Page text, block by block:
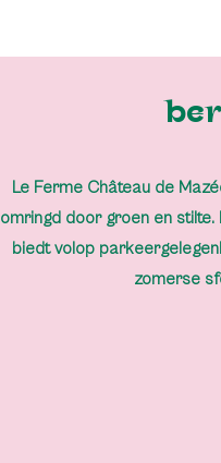
Le Ferme Château de
omringd door groen en
biedt volop
zomerse